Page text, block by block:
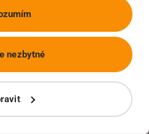
nezbytné